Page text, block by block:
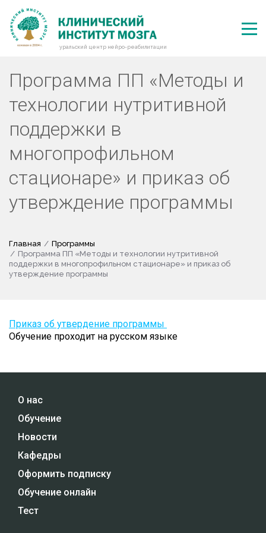
уральский центр нейро-реабилитации
Программа ПП «Методы и
технологии нутритивной
поддержки в
многопрофильном
стационаре» и приказ об
утверждение программы
Главная
Программы
Программа ПП «Методы и технологии нутритивной
поддержки в многопрофильном стационаре» и приказ об
утверждение программы
Приказ об утвердение программы
Обучение проходит на русском языке
О нас
Обучение
Новости
Кафедры
Оформить подписку
Обучение онлайн
Тест